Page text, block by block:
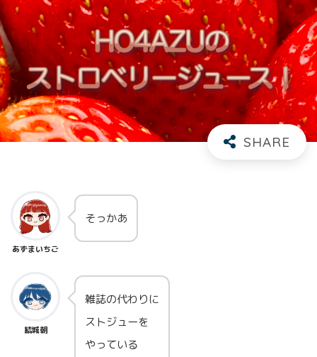
あずまいちご
そっかあ
結城朝
雑誌の代わりに
ストジューを
やっている